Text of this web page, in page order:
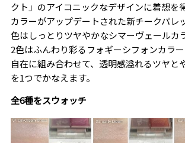
クト」のアイコニックなデザインに着想を
カラーがアップデートされた新チークパレ
色はしっとりツヤやかなシマーヴェールカ
2色はふんわり彩るフォギーシフォンカラー
自在に組み合わせて、透明感溢れるツヤと
を1つでかなえます。
全6種をスウォッチ